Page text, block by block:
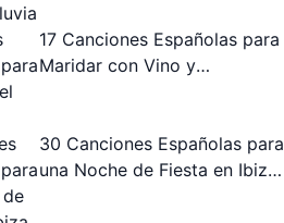
17 Canciones Españolas para
Maridar con Vino y
30 Canciones Españolas para
una Noche de Fiesta en Ibiza: